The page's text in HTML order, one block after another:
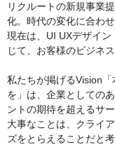
リクルートの新規事業
化。時代の変化に合わ
現在は、UI UXデザイ
じて、お客様のビジネ
私たちが掲げるVision
を」は、企業としての
ントの期待を超えるサ
大事なことは、クライ
ズをとらえることだと